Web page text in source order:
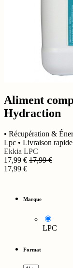
Aliment
Hydraction
• Récupération &
Lpc • Livraison rapide
Ekkia LPC
17,99 € 17,99€
17,99 €
Marque
LPC
Format